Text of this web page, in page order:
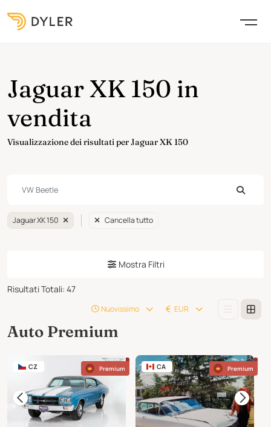
Jaguar XK 150 in
vendita
Visualizzazione dei risultati per Jaguar XK 150
Jaguar XK 150 Cancella tutto
Mostra Filtri
Risultati Totali: 47
Nuovissimo EUR
Auto Premium
CZ Premium CA Premium